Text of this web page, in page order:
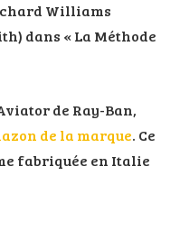
Williams
dans « La Méthode
de Ray-Ban,
de la marque. Ce
fabriquée en Italie